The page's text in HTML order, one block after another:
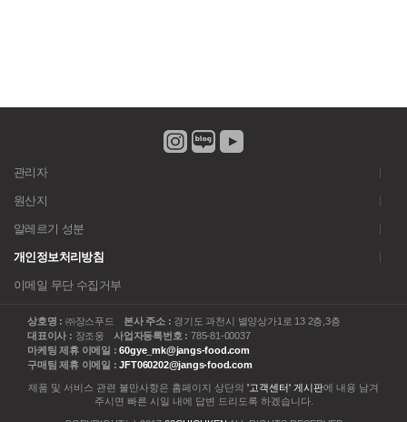
관리자
원산지
알레르기 성분
개인정보처리방침
이메일 무단 수집거부
상호명 : ㈜장스푸드 본사 주소 : 경기도 과천시 별양상가1로 13 2층,3층
대표이사 : 장조웅 사업자등록번호 :785-81-00037
마케팅 제휴 이메일 :60gye_mk@jangs-food.com
구매팀 제휴 이메일 :JFT060202@jangs-food.com
제품 및 서비스 관련 불만사항은 홈페이지 상단의 '고객센터' 게시판에 내용 남겨
주시면 빠른 시일 내에 답변 드리도록 하겠습니다.